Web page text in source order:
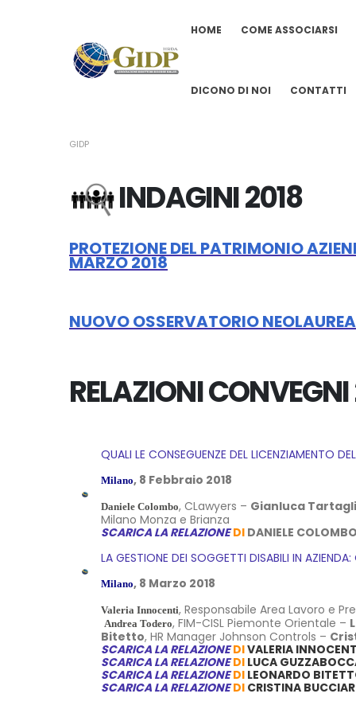
HOME COME ASSOCIARSI
DICONO DI NOI CONTATTI
GIDP
INDAGINI 2018
PROTEZIONE DEL PATRIMONIO
MARZO 2018
NUOVO OSSERVATORIO
RELAZIONI
QUALI LE CONSEGUENZE DEL LICENZIAMENTO
Milano, 8 Febbraio 2018
Daniele Colombo, CLawyers – Gianluca
Milano Monza e Brianza
SCARICA LA RELAZIONEDI DANIELE
LA GESTIONE DEI SOGGETTI DISABILI IN
Milano, 8 Marzo 2018
Valeria Innocenti, Responsabile Area Lavoro e
Andrea Todero, FIM-CISL Piemonte Orientale –
Bitetto, HR Manager Johnson Controls –
SCARICA LA RELAZIONE DIVALERIA
SCARICA LA RELAZIONEDI LUCA
SCARICA LA RELAZIONEDI LEONARDO
SCARICA LA RELAZIONEDI CRISTINA